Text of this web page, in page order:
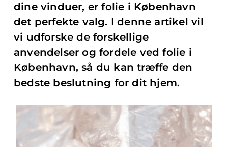
dine vinduer, er folie i København
det perfekte valg. I denne artikel vil
vi udforske de forskellige
anvendelser og fordele ved folie i
København, så du kan træffe den
bedste beslutning for dit hjem.